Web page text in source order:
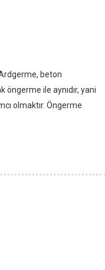
beton
ile aynıdır, yani
olmaktır. Öngerme